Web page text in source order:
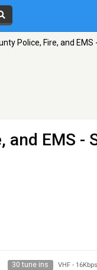
Police, Fire, and EMS
and EMS -
30 tune ins VHF - 16Kbps